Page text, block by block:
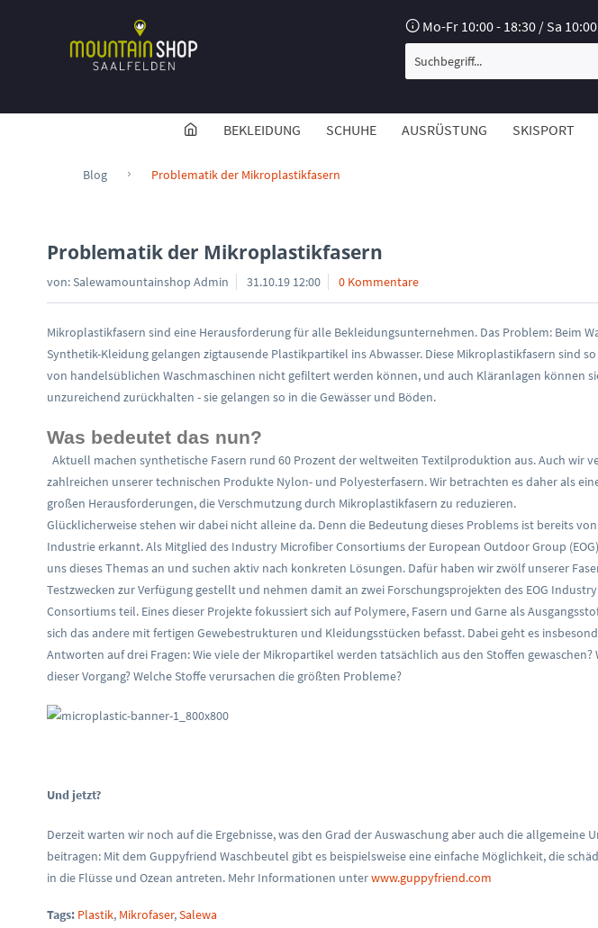
Mo-Fr 10:00 - 18:30 / Sa
BEKLEIDUNG SCHUHE AUSRÜSTUNG SKISPORT
Blog Problematik der Mikroplastikfasern
Problematik der Mikroplastikfasern
von:Salewamountainshop Admin 31.10.19 12:00 0 Kommentare
Mikroplastikfasern sind eine Herausforderung für alle Bekleidungsunternehmen. Das Problem: Beim
Synthetik-Kleidung gelangen zigtausende Plastikpartikel ins Abwasser. Diese Mikroplastikfasern sind
von handelsüblichen Waschmaschinen nicht gefiltert werden können, und auch Kläranlagen können
unzureichend zurückhalten - sie gelangen so in die Gewässer und Böden.
Was bedeutet das nun?
Aktuell machen synthetische Fasern rund 60 Prozent der weltweiten Textilproduktion aus. Auch wir
zahlreichen unserer technischen Produkte Nylon- und Polyesterfasern. Wir betrachten es daher als
großen Herausforderungen, die Verschmutzung durch Mikroplastikfasern zu reduzieren.
Glücklicherweise stehen wir dabei nicht alleine da. Denn die Bedeutung dieses Problems ist bereits
Industrie erkannt. Als Mitglied des Industry Microfiber Consortiums der European Outdoor Group
uns dieses Themas an und suchen aktiv nach konkreten Lösungen. Dafür haben wir zwölf unserer
Testzwecken zur Verfügung gestellt und nehmen damit an zwei Forschungsprojekten des EOG
Consortiums teil. Eines dieser Projekte fokussiert sich auf Polymere, Fasern und Garne als
sich das andere mit fertigen Gewebestrukturen und Kleidungsstücken befasst. Dabei geht es
Antworten auf drei Fragen: Wie viele der Mikropartikel werden tatsächlich aus den Stoffen gewaschen?
dieser Vorgang? Welche Stoffe verursachen die größten Probleme?
Und jetzt?
Derzeit warten wir noch auf die Ergebnisse, was den Grad der Auswaschung aber auch die
beitragen: Mit dem Guppyfriend Waschbeutel gibt es beispielsweise eine einfache Möglichkeit, die
in die Flüsse und Ozean antreten. Mehr Informationen unterwww.guppyfriend.com
Tags: Plastik, Mikrofaser,Salewa